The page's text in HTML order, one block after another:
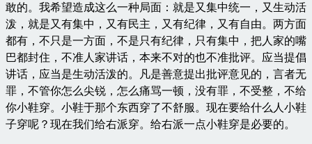
敢的。我希望造成这么一种局面：就是又集中统一，又生动活
泼，就是又有集中，又有民主，又有纪律，又有自由。两方面
都有，不只是一方面，不是只有纪律，只有集中，把人家的嘴
巴都封住，不准人家讲话，本来不对的也不准批评。应当提倡
讲话，应当是生动活泼的。凡是善意提出批评意见的，言者无
罪，不管你怎么尖锐，怎么痛骂一顿，没有罪，不受整，不给
你小鞋穿。小鞋于那个东西穿了不舒服。现在要给什么人小鞋
子穿呢？现在我们给右派穿。给右派一点小鞋穿是必要的。